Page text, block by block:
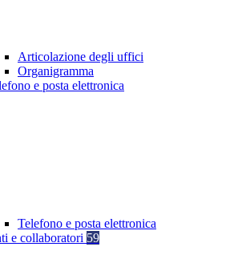
Articolazione degli uffici
Organigramma
e posta elettronica
Telefono e posta elettronica
e collaboratori 59